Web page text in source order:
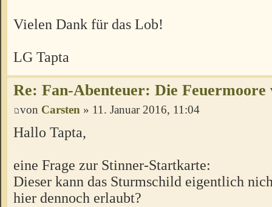
Vielen Dank für das Lob!
LG Tapta
Re: Fan-Abenteuer: Die Feuermoore
von Carsten » 11. Januar 2016, 11:04
Hallo Tapta,
eine Frage zur Stinner-Startkarte:
Dieser kann das Sturmschild eigentlich
hier dennoch erlaubt?